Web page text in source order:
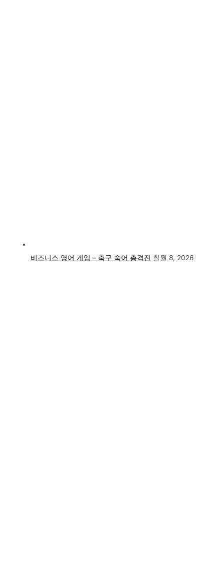
비즈니스 영어 게임 – 축구 숙어 총격전 칠월 8, 2026